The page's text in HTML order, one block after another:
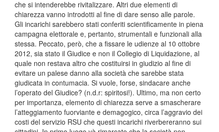
che si intenderebbe rivitalizzare. Altri due elementi di
chiarezza vanno introdotti al fine di dare senso alle parole.
Gli incarichi sarebbero stati conferiti scientificamente in piena
campagna elettorale e, pertanto, strumentali e funzionali alla
stessa. Peccato, però, che a fissare le udienze al 10 ottobre
2012, sia stato il Giudice e non il Collegio di Liquidazione, al
quale non restava altro che costituirsi in giudizio al fine di
evitare un palese danno alla società che sarebbe stata
giudicata in contumacia. Si vuole, forse, sindacare anche
l’operato del Giudice? (n.d.r: spiritosi!). Ultimo, ma non certo
per importanza, elemento di chiarezza serve a smascherare
l’atteggiamento fuorviante e demagogico, circa l’aggravio dei
costi del servizio RSU che questi incarichi riverbereranno sui